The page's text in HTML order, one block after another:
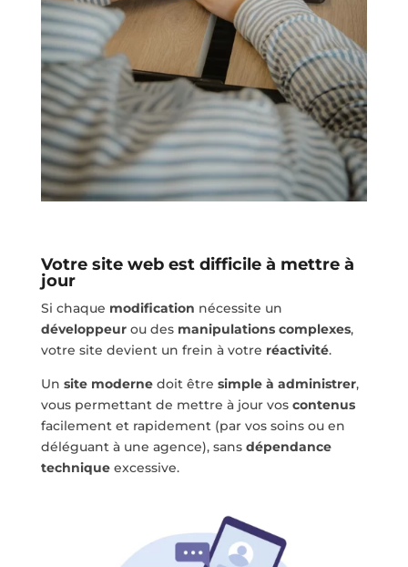
Votre site web est difficile à mettre à
jour
Si chaque modification nécessite un
développeurou des manipulations complexes,
votre site devient un frein à votre réactivité.
Un site modernedoit être simple à administrer,
vous permettant de mettre à jour vos contenus
facilement et rapidement (par vos soins ou en
déléguant à une agence), sans dépendance
techniqueexcessive.